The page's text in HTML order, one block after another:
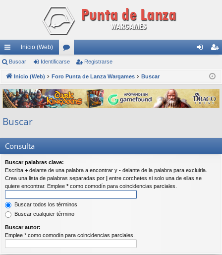
nl
ac
es
rá
pi
do
Inicio (Web)
or
os
fic
ar
ist
ra
rs
Buscar Identificarse Registrarse
Inicio (Web) Foro Punta de Lanza Wargames Buscar
Buscar
Consulta
Buscar palabras clave:
Escriba + delante de una palabra a encontrar y - delante de la palabra para excluirla.
Crea una lista de palabras separadas por
entre corchetes si solo una de ellas se
quiere encontrar. Emplee *como comodín para coincidencias parciales.
Buscar todos los términos
Buscar cualquier término
Buscar autor:
Emplee * como comodín para coincidencias parciales.